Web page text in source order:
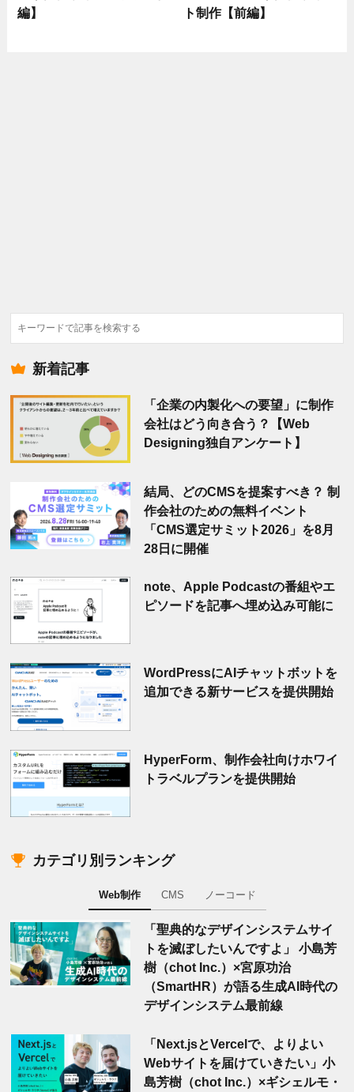
編】
ト制作【前編】
検
索
新着記事
「企業の内製化への要望」に制作
会社はどう向き合う？【Web
Designing独自アンケート】
結局、どのCMSを提案すべき？ 制
作会社のための無料イベント
「CMS選定サミット2026」を8月
28日に開催
note、Apple Podcastの番組やエ
ピソードを記事へ埋め込み可能に
WordPressにAIチャットボットを
追加できる新サービスを提供開始
HyperForm、制作会社向けホワイ
トラベルプランを提供開始
カテゴリ別ランキング
Web制作 CMS ノーコード
「聖典的なデザインシステムサイ
トを滅ぼしたいんですよ」 小島芳
樹（chot Inc.）×宮原功治
（SmartHR）が語る生成AI時代の
デザインシステム最前線
「Next.jsとVercelで、よりよい
Webサイトを届けていきたい」小
島芳樹（chot Inc.）×ギシェルモ・